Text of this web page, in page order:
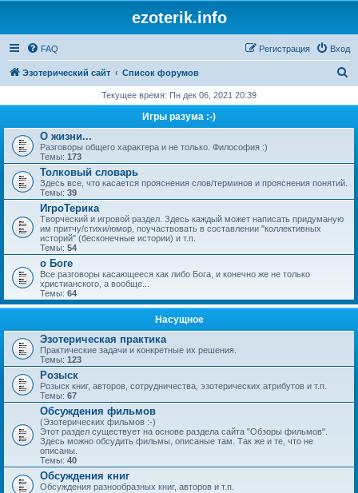
ezoterik.info
FAQ Вход
Регистрация
Эзотерический сайт Список форумов
с
Текущее время: Пн дек 06, 2021 20:39
Игры разума :-)
О жизни...
Разговоры общего характера и не только. Философия :)
Темы: 173
Толковый словарь
Здесь все, что касается прояснения слов/терминов и прояснения понятий.
Темы: 39
ИгроТерика
Творческий и игровой раздел. Здесь каждый может написать придуманую
им притчу/стихи/юмор, поучаствовать в составлении "коллективных
историй" (бесконечные истории) и т.п.
Темы: 54
о Боге
Все разговоры касающееся как либо Бога, и конечно же не только
христианского, а вообще...
Темы: 64
Насущное
Эзотерическая практика
Практические задачи и конкретные их решения.
Темы: 123
Розыск
Розыск книг, авторов, сотрудничества, эзотерических атрибутов и т.п.
Темы: 67
Обсуждения фильмов
(Эзотерических фильмов :-)
Этот раздел существует на основе раздела сайта "Обзоры фильмов".
Здесь можно обсудить фильмы, описаные там. Так же и те, что не
описаны.
Темы: 40
Обсуждения книг
Обсуждения разнообразных книг, авторов и т.п.